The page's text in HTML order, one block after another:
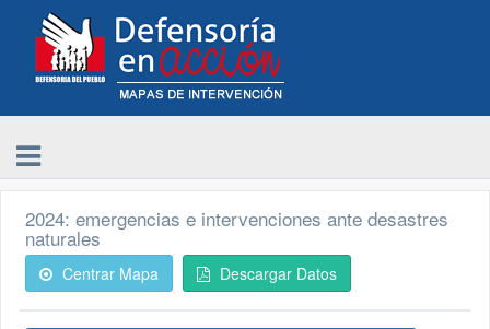
2024: emergencias e intervenciones ante desastres
naturales
Centrar Mapa Descargar Datos